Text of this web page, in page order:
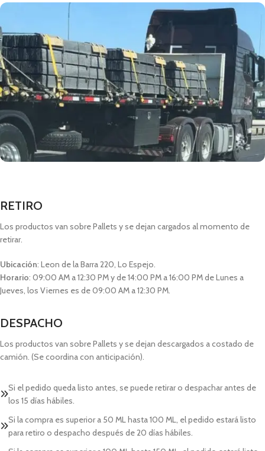
RETIRO
Los productos van sobre Pallets y se dejan cargados al momento de
retirar.
Ubicación: Leon de la Barra 220, Lo Espejo.
Horario: 09:00 AM a 12:30 PM y de 14:00 PM a 16:00 PM de Lunes a
Jueves, los Viernes es de 09:00 AM a 12:30 PM.
DESPACHO
Los productos van sobre Pallets y se dejan descargados a costado de
camión. (Se coordina con anticipación).
Si el pedido queda listo antes, se puede retirar o despachar antes de
los 15 días hábiles.
Si la compra es superior a 50 ML hasta 100 ML, el pedido estará listo
para retiro o despacho después de 20 días hábiles.